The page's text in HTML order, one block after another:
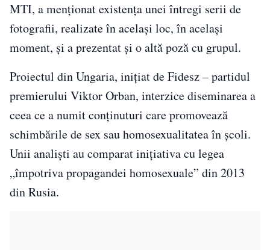
MTI, a menţionat existenţa unei întregi serii de
fotografii, realizate în acelaşi loc, în acelaşi
moment, şi a prezentat şi o altă poză cu grupul.
Proiectul din Ungaria, inițiat de Fidesz – partidul
premierului Viktor Orban, interzice diseminarea a
ceea ce a numit conţinuturi care promovează
schimbările de sex sau homosexualitatea în şcoli.
Unii analişti au comparat iniţiativa cu legea
„împotriva propagandei homosexuale” din 2013
din Rusia.